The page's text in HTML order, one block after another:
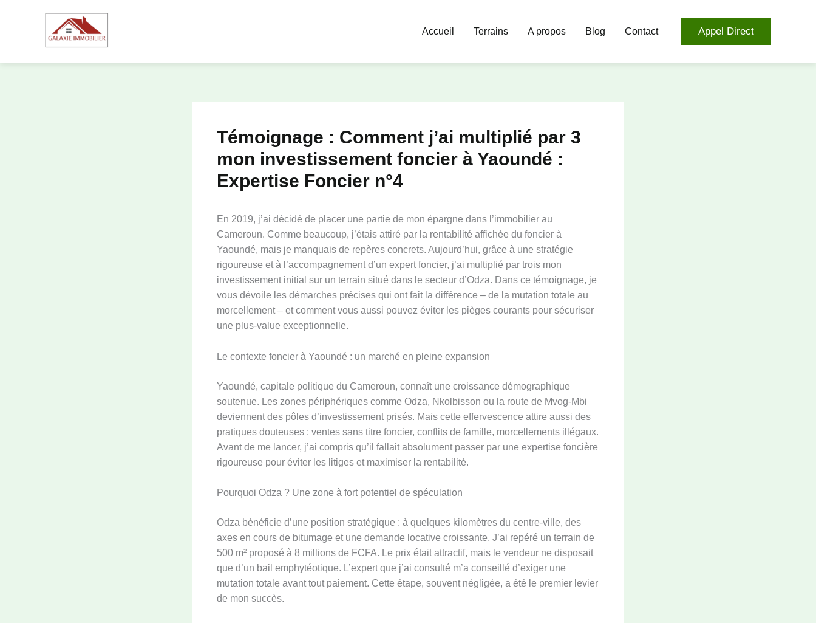
Accueil Terrains A propos Blog Contact Appel Direct
Témoignage : Comment j’ai multiplié par 3
mon investissement foncier à Yaoundé :
Expertise Foncier n°4
En 2019, j’ai décidé de placer une partie de mon épargne dans l’immobilier au
Cameroun. Comme beaucoup, j’étais attiré par la rentabilité affichée du foncier à
Yaoundé, mais je manquais de repères concrets. Aujourd’hui, grâce à une stratégie
rigoureuse et à l’accompagnement d’un expert foncier, j’ai multiplié par trois mon
investissement initial sur un terrain situé dans le secteur d’Odza. Dans ce témoignage, je
vous dévoile les démarches précises qui ont fait la différence – de la mutation totale au
morcellement – et comment vous aussi pouvez éviter les pièges courants pour sécuriser
une plus-value exceptionnelle.
Le contexte foncier à Yaoundé : un marché en pleine expansion
Yaoundé, capitale politique du Cameroun, connaît une croissance démographique
soutenue. Les zones périphériques comme Odza, Nkolbisson ou la route de Mvog-Mbi
deviennent des pôles d’investissement prisés. Mais cette effervescence attire aussi des
pratiques douteuses : ventes sans titre foncier, conflits de famille, morcellements illégaux.
Avant de me lancer, j’ai compris qu’il fallait absolument passer par une expertise foncière
rigoureuse pour éviter les litiges et maximiser la rentabilité.
Pourquoi Odza ? Une zone à fort potentiel de spéculation
Odza bénéficie d’une position stratégique : à quelques kilomètres du centre-ville, des
axes en cours de bitumage et une demande locative croissante. J’ai repéré un terrain de
500 m² proposé à 8 millions de FCFA. Le prix était attractif, mais le vendeur ne disposait
que d’un bail emphytéotique. L’expert que j’ai consulté m’a conseillé d’exiger une
mutation totale avant tout paiement. Cette étape, souvent négligée, a été le premier levier
de mon succès.